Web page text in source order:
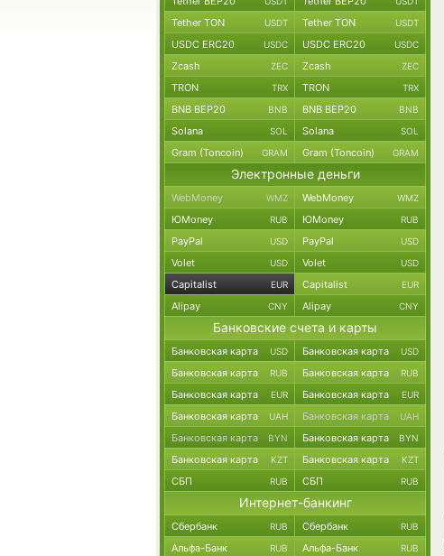
Tether TON USDT Tether TON USDT
USDC ERC20 USDC USDC ERC20 USDC
Zcash ZEC Zcash ZEC
TRON TRX TRON TRX
BNB BEP20 BNB BNB BEP20 BNB
Solana SOL Solana SOL
Gram (Toncoin) GRAM Gram (Toncoin) GRAM
Электронные деньги
WebMoney WMZ WebMoney WMZ
ЮMoney RUB ЮMoney RUB
PayPal USD PayPal USD
Volet USD Volet USD
Capitalist EUR Capitalist EUR
Alipay CNY Alipay CNY
Банковские счета и карты
Банковская карта USD Банковская карта USD
Банковская карта RUB Банковская карта RUB
Банковская карта EUR Банковская карта EUR
Банковская карта UAH Банковская карта UAH
Банковская карта BYN Банковская карта BYN
Банковская карта KZT Банковская карта KZT
СБП RUB СБП RUB
Интернет-банкинг
Сбербанк RUB Сбербанк RUB
Альфа-Банк RUB Альфа-Банк RUB